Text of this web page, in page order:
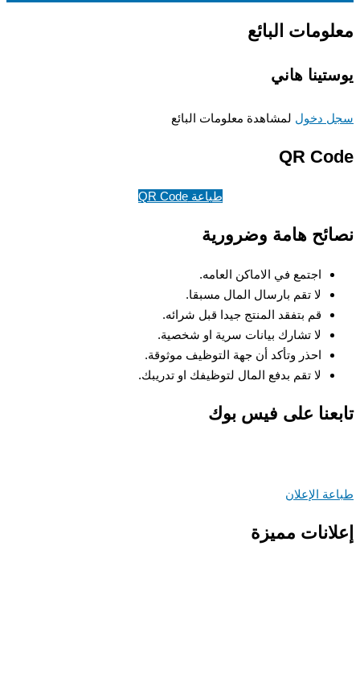
البائع
هاني
دخوللمشاهدة معلومات البائع
QR
طباعة QR Code
هامة وضرورية
اجتمع في الاماكن العامه.
لا تقم بارسال المال مسبقا.
قم بتفقد المنتج جيدا قبل شرائه.
لا تشارك بيانات سرية او شخصية.
احذر وتأكد أن جهة التوظيف موثوقة.
لا تقم بدفع المال لتوظيفك او تدريبك.
على فيس بوك
الإعلان
مميزة